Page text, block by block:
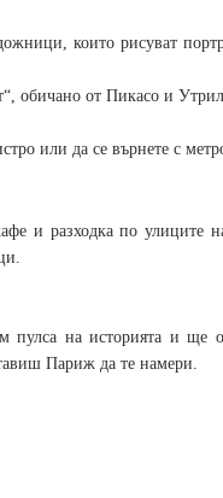
които рисуват
обичано от Пикасо и
или да се върнете с
и разходка по
на историята и ще
Париж да те намери.